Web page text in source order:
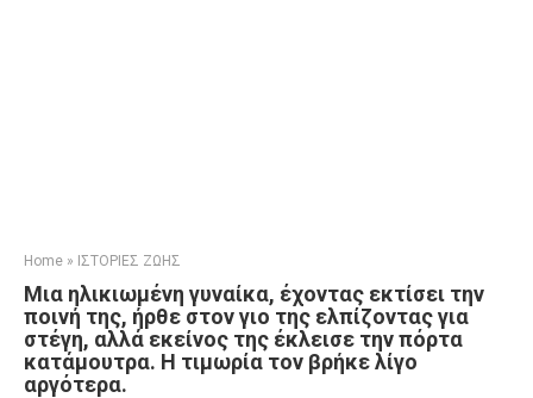
Home » ΙΣΤΟΡΙΕΣ ΖΩΗΣ
Μια ηλικιωμένη γυναίκα, έχοντας εκτίσει την
ποινή της, ήρθε στον γιο της ελπίζοντας για
στέγη, αλλά εκείνος της έκλεισε την πόρτα
κατάμουτρα. Η τιμωρία τον βρήκε λίγο
αργότερα.